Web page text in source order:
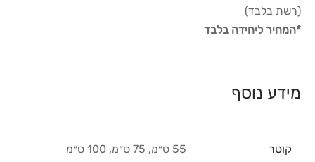
(רשת בלבד)
*המחיר ליחידה בלבד
מידע נוסף
קוטר 55 ס״מ, 75 ס״מ, 100 ס״מ